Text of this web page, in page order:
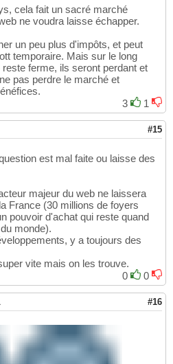
cela fait un sacré marché
ne voudra laisse échapper.
un peu plus d'impôts, et peut
temporaire. Mais sur le long
ferme, ils seront perdant et
pas perdre le marché et
3
1
#15
est mal faite ou laisse des
majeur du web ne laissera
France (30 millions de foyers
pouvoir d'achat qui reste quand
monde).
y a toujours des
vite mais on les trouve.
0
0
#16